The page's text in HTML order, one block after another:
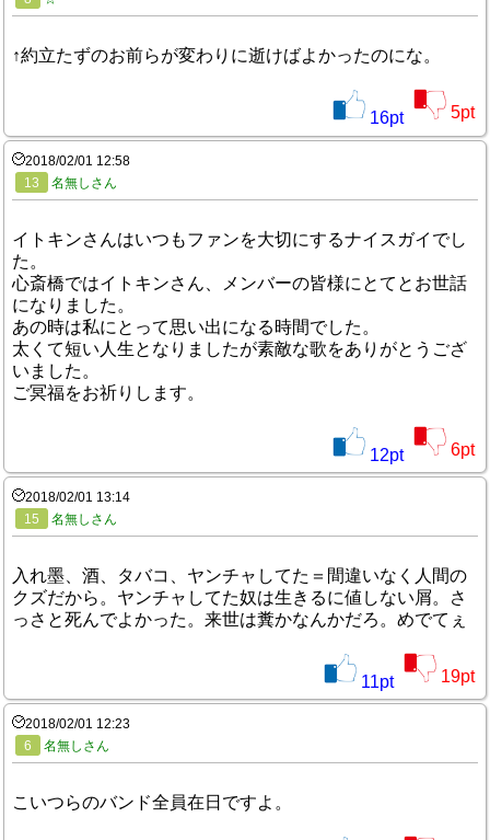
↑約立たずのお前らが変わりに逝けばよかったのにな。
16pt 5pt
2018/02/01 12:58
13
名無しさん
イトキンさんはいつもファンを大切にするナイスガイでし
た。
心斎橋ではイトキンさん、メンバーの皆様にとてとお世話
になりました。
あの時は私にとって思い出になる時間でした。
太くて短い人生となりましたが素敵な歌をありがとうござ
いました。
ご冥福をお祈りします。
12pt 6pt
2018/02/01 13:14
15
名無しさん
入れ墨、酒、タバコ、ヤンチャしてた＝間違いなく人間の
クズだから。ヤンチャしてた奴は生きるに値しない屑。さ
っさと死んでよかった。来世は糞かなんかだろ。めでてぇ
11pt 19pt
2018/02/01 12:23
6
名無しさん
こいつらのバンド全員在日ですよ。